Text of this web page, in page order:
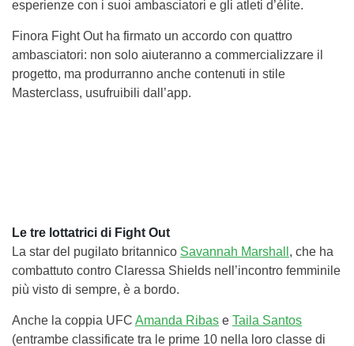
esperienze con i suoi ambasciatori e gli atleti d’élite.
Finora Fight Out ha firmato un accordo con quattro
ambasciatori: non solo aiuteranno a commercializzare il
progetto, ma produrranno anche contenuti in stile
Masterclass, usufruibili dall’app.
Le tre lottatrici di Fight Out
La star del pugilato britannico Savannah Marshall , che ha
combattuto contro Claressa Shields nell’incontro femminile
più visto di sempre, è a bordo.
Anche la coppia UFC Amanda Ribas e Taila Santos
(entrambe classificate tra le prime 10 nella loro classe di